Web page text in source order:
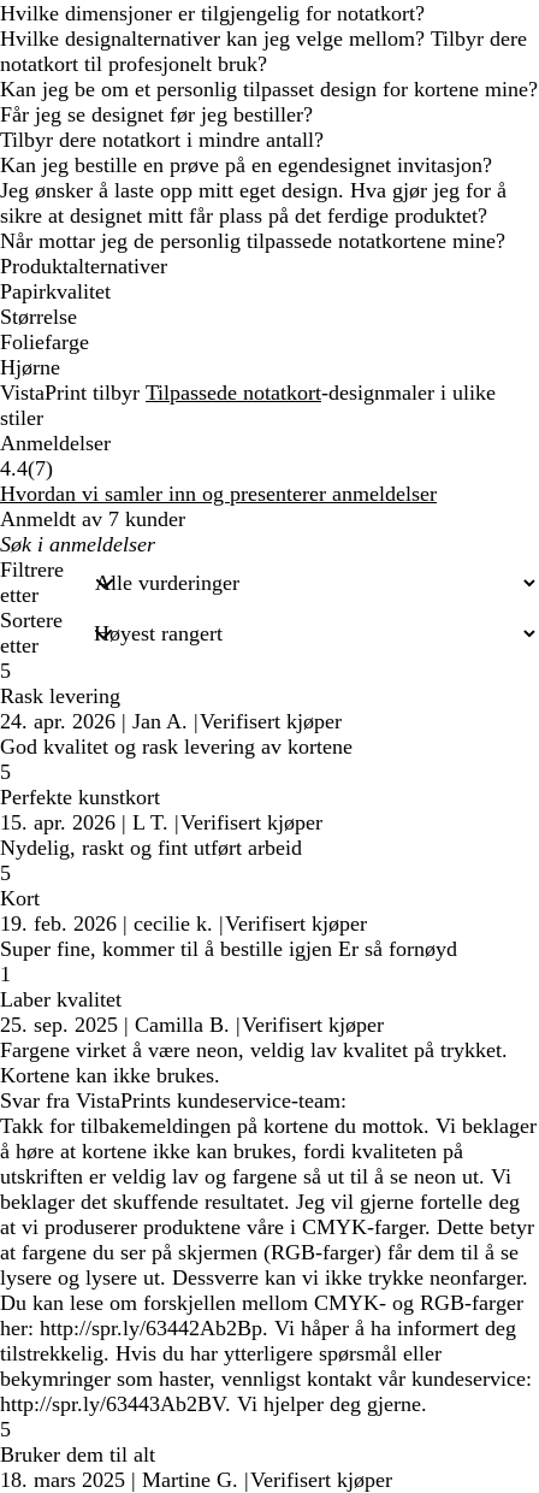
Hvilke dimensjoner er tilgjengelig for notatkort?
Hvilke designalternativer kan jeg velge mellom? Tilbyr dere
notatkort til profesjonelt bruk?
Kan jeg be om et personlig tilpasset design for kortene mine?
Får jeg se designet før jeg bestiller?
Tilbyr dere notatkort i mindre antall?
Kan jeg bestille en prøve på en egendesignet invitasjon?
Jeg ønsker å laste opp mitt eget design. Hva gjør jeg for å
sikre at designet mitt får plass på det ferdige produktet?
Når mottar jeg de personlig tilpassede notatkortene mine?
Produktalternativer
Papirkvalitet
Størrelse
Foliefarge
Hjørne
VistaPrint tilbyr Tilpassede notatkort-designmaler i ulike
stiler
Anmeldelser
4.4(77
anmeldelser
)
Hvordan vi samler inn og presenterer anmeldelser
Anmeldt av 7 kunder
Mine
søkeord
Filtrere
etter
Sortere
etter
5
Rask levering
24. apr. 2026 | Jan A. |Verifisert kjøper
God kvalitet og rask levering av kortene
5
Perfekte kunstkort
15. apr. 2026 | L T. |Verifisert kjøper
Nydelig, raskt og fint utført arbeid
5
Kort
19. feb. 2026 | cecilie k. |Verifisert kjøper
Super fine, kommer til å bestille igjen Er så fornøyd
1
Laber kvalitet
25. sep. 2025 | Camilla B. |Verifisert kjøper
Fargene virket å være neon, veldig lav kvalitet på trykket.
Kortene kan ikke brukes.
Svar fra VistaPrints kundeservice-team:
Takk for tilbakemeldingen på kortene du mottok. Vi beklager
å høre at kortene ikke kan brukes, fordi kvaliteten på
utskriften er veldig lav og fargene så ut til å se neon ut. Vi
beklager det skuffende resultatet. Jeg vil gjerne fortelle deg
at vi produserer produktene våre i CMYK-farger. Dette betyr
at fargene du ser på skjermen (RGB-farger) får dem til å se
lysere og lysere ut. Dessverre kan vi ikke trykke neonfarger.
Du kan lese om forskjellen mellom CMYK- og RGB-farger
her: http://spr.ly/63442Ab2Bp. Vi håper å ha informert deg
tilstrekkelig. Hvis du har ytterligere spørsmål eller
bekymringer som haster, vennligst kontakt vår kundeservice:
http://spr.ly/63443Ab2BV. Vi hjelper deg gjerne.
5
Bruker dem til alt
18. mars 2025 | Martine G. |Verifisert kjøper